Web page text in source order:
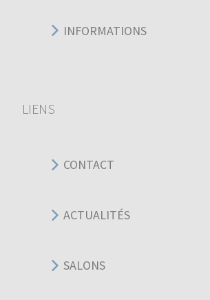
INFORMATIONS
LIENS
CONTACT
ACTUALITÉS
SALONS